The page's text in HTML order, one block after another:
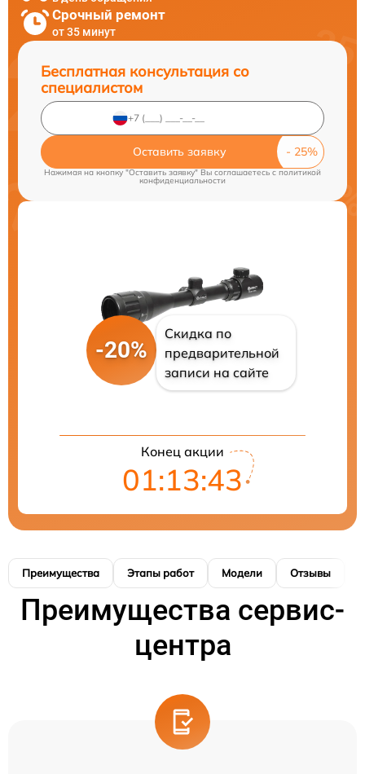
Срочный ремонт
от 35 минут
Бесплатная консультация со
специалистом
Оставить заявку
Нажимая на кнопку "Оставить заявку" Вы соглашаетесь cполитикой
конфиденциальности
-20%
Скидка по
предварительной
записи на сайте
Конец акции
01:13:42
Преимущества Этапы работ Модели Отзывы
Преимущества сервис-
центра